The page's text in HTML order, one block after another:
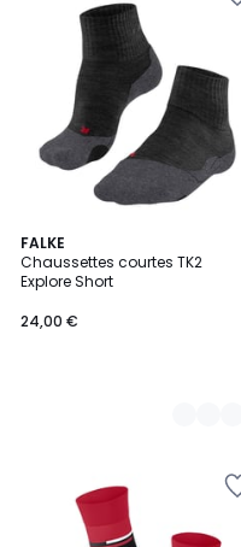
FALKE
Chaussettes courtes TK2
Explore Short
24,00 €
3
Couleurs